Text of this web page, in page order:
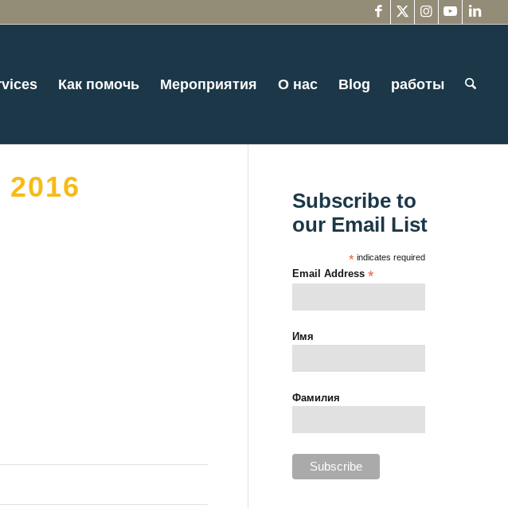
Как помочь Мероприятия О нас Blog работы
Subscribe to
our Email List
* indicates required
Email Address*
Имя
Фамилия